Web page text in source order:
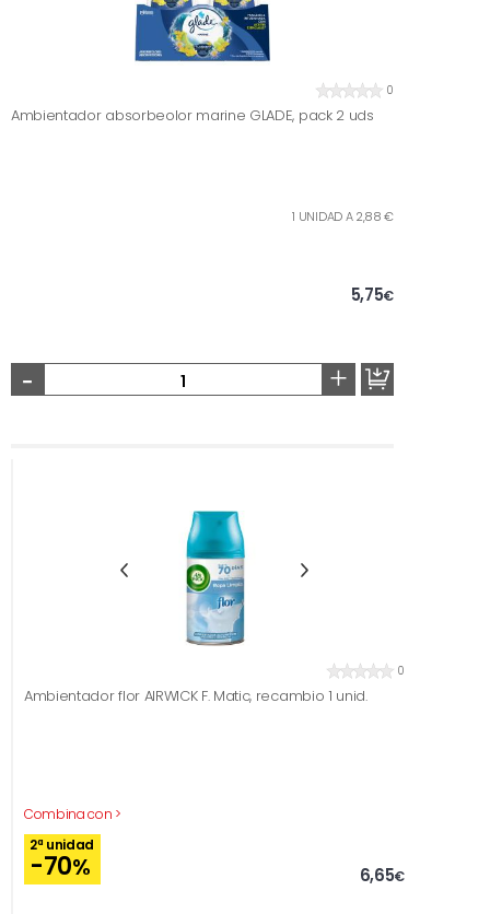
0
Ambientador absorbeolor marine GLADE, pack 2 uds
1 UNIDAD A 2,88 €
5,75€
- +
0
Ambientador flor AIRWICK F. Matic, recambio 1 unid.
Combina con >
2ª unidad
-70% 6,65€